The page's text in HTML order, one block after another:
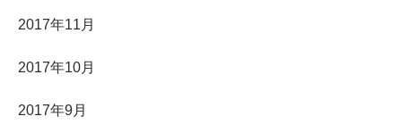
2017年11月
2017年10月
2017年9月